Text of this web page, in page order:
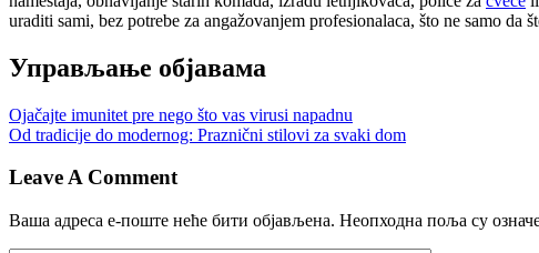
uraditi sami, bez potrebe za angažovanjem profesionalaca, što ne samo
Управљање објавама
Ojačajte imunitet pre nego što vas virusi napadnu
Od tradicije do modernog: Praznični stilovi za svaki dom
Leave A Comment
Ваша адреса е-поште неће бити објављена. Неопходна поља су